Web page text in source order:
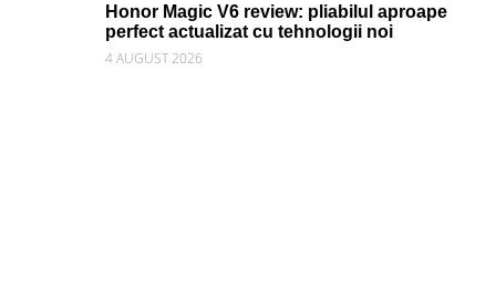
Honor Magic V6 review: pliabilul aproape
perfect actualizat cu tehnologii noi
4 AUGUST 2026